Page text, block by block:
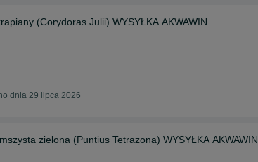
(Corydoras Julii) WYSYŁKA AKWAWIN
dnia 29 lipca 2026
zielona (Puntius Tetrazona) WYSYŁKA AKWAWIN